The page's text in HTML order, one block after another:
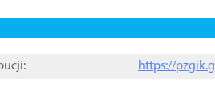
https://